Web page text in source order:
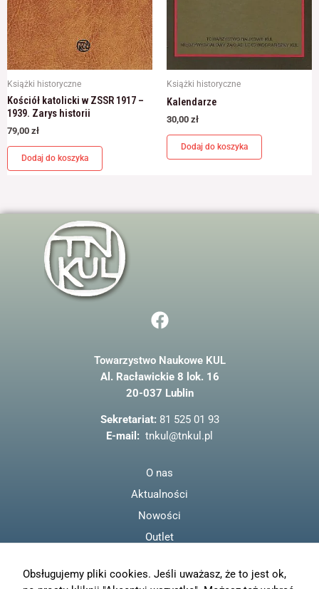
Książki historyczne
Kościół katolicki w ZSSR 1917 –
1939. Zarys historii
79,00 zł
Dodaj do koszyka
Książki historyczne
Kalendarze
30,00 zł
Dodaj do koszyka
F
a
e
b
o
o
k
Towarzystwo Naukowe KUL
Al. Racławickie 8 lok. 16
20-037 Lublin
Sekretariat: 81 525 01 93
E-mail: tnkul@tnkul.pl
O nas
Aktualności
Nowości
Outlet
Polityka prywatności
Obsługujemy pliki cookies. Jeśli uważasz, że to jest ok,